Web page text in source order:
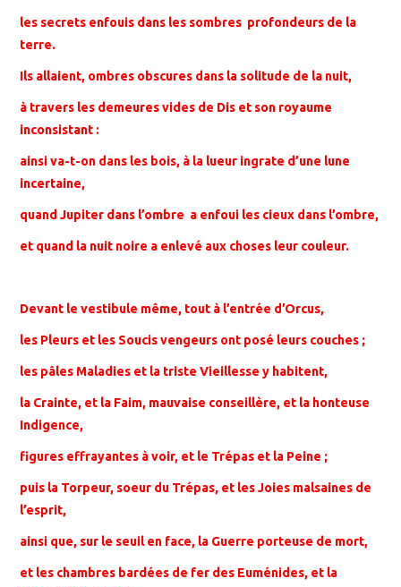
les secrets enfouis dans les sombres profondeurs de la
terre.
Ils allaient, ombres obscures dans la solitude de la nuit,
à travers les demeures vides de Dis et son royaume
inconsistant :
ainsi va-t-on dans les bois, à la lueur ingrate d’une lune
incertaine,
quand Jupiter dans l’ombre a enfoui les cieux dans l’ombre,
et quand la nuit noire a enlevé aux choses leur couleur.
Devant le vestibule même, tout à l’entrée d’Orcus,
les Pleurs et les Soucis vengeurs ont posé leurs couches ;
les pâles Maladies et la triste Vieillesse y habitent,
la Crainte, et la Faim, mauvaise conseillère, et la honteuse
Indigence,
figures effrayantes à voir, et le Trépas et la Peine ;
puis la Torpeur, soeur du Trépas, et les Joies malsaines de
l’esprit,
ainsi que, sur le seuil en face, la Guerre porteuse de mort,
et les chambres bardées de fer des Euménides, et la